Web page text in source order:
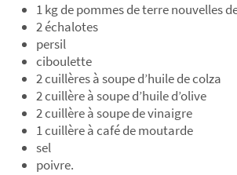
1 kg de pommes de terre nouvelles
2 échalotes
persil
ciboulette
2 cuillères à soupe d’huile de colza
2 cuillère à soupe d’huile d’olive
2 cuillère à soupe de vinaigre
1 cuillère à café de moutarde
sel
poivre.